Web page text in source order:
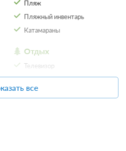
1 тариф
4 предложения
Пляж
Пляжный инвентарь
Катамараны
Отдых
Телевизор
SPA
все